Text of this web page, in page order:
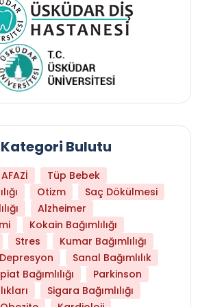
Hangi Testi Yaptırmanız
Kategori Bulutu
AFAZİ
Tüp Bebek
Otizm
Saç Dökülmesi
Alzheimer
Kokain Bağımlılığı
Stres
Kumar Bağımlılığı
Depresyon
Sanal Bağımlılık
Bağımlılığı
Parkinson
Sigara Bağımlılığı